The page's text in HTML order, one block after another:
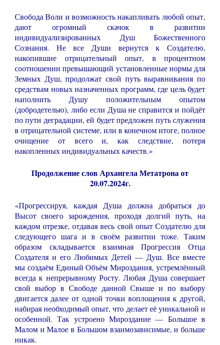
Свобода Воли и возможность накапливать любой опыт,
дают огромный скачок в развитии
индивидуализированных Душ Божественного
Сознания. Не все Души вернутся к Создателю,
накопившие отрицательный опыт, в процентном
соотношении превышающий установленные нормы для
Земных Душ, продолжат свой путь выравнивания по
средствам новых назначенных программ, где цель будет
наполнить Душу положительным опытом
(добродетелью), либо если Душа не справится и пойдёт
по пути деградации, ей будет предложен путь служения
в отрицательной системе, или в конечном итоге, полное
очищение от всего и, как следствие, потеря
накопленных индивидуальных качеств.»
Продолжение слов Архангела Метатрона от
20.07.2024г.
«Прогрессируя, каждая Душа должна добраться до
Высот своего зарождения, проходя долгий путь, на
каждом отрезке, отдавая весь свой опыт Создателю для
следующего шага и в своём развитии тоже. Таким
образом складывается взаимная Прогрессия Отца
Создателя и его Любимых Детей — Душ. Все вместе
мы создаём Единый Объём Мироздания, устремлённый
всегда к непрерывному Росту. Любая Душа совершает
свой выбор в Свободе данной Свыше и по выбору
двигается далее от одной точки воплощения к другой,
набирая необходимый опыт, что делает её уникальной и
особенной. Так устроено Мироздание — Большое в
Малом и Малое в Большом взаимозависимые, и больше
никак.